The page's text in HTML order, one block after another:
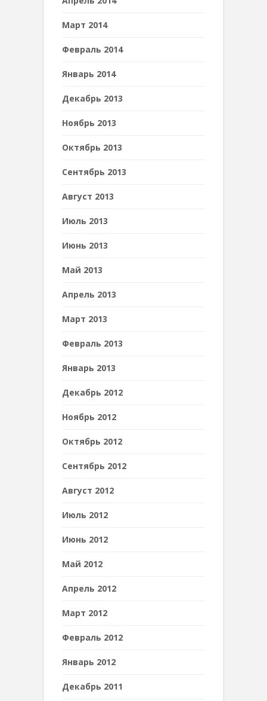
Март 2014
Февраль 2014
Январь 2014
Декабрь 2013
Ноябрь 2013
Октябрь 2013
Сентябрь 2013
Август 2013
Июль 2013
Июнь 2013
Май 2013
Апрель 2013
Март 2013
Февраль 2013
Январь 2013
Декабрь 2012
Ноябрь 2012
Октябрь 2012
Сентябрь 2012
Август 2012
Июль 2012
Июнь 2012
Май 2012
Апрель 2012
Март 2012
Февраль 2012
Январь 2012
Декабрь 2011